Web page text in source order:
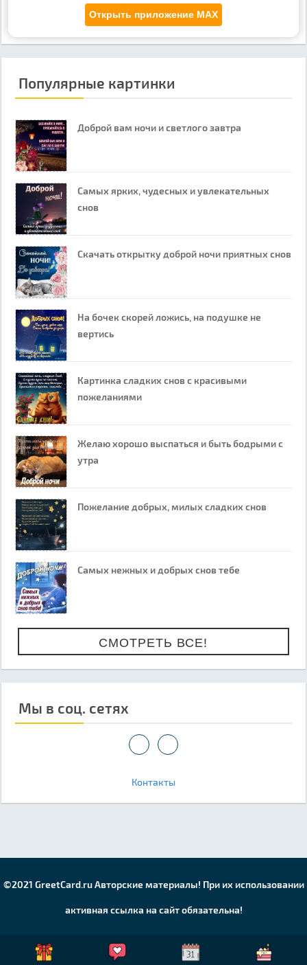
Открыть приложение MAX
Популярные картинки
Доброй вам ночи и светлого завтра
Самых ярких, чудесных и увлекательных
снов
Скачать открытку доброй ночи приятных снов
На бочек скорей ложись, на подушке не
вертись
Картинка сладких снов с красивыми
пожеланиями
Желаю хорошо выспаться и быть бодрыми с
утра
Пожелание добрых, милых сладких снов
Самых нежных и добрых снов тебе
СМОТРЕТЬ ВСЕ!
Мы в соц. сетях
Контакты
©2021 GreetCard.ru Авторские материалы! При их использовании
активная ссылка на сайт обязательна!